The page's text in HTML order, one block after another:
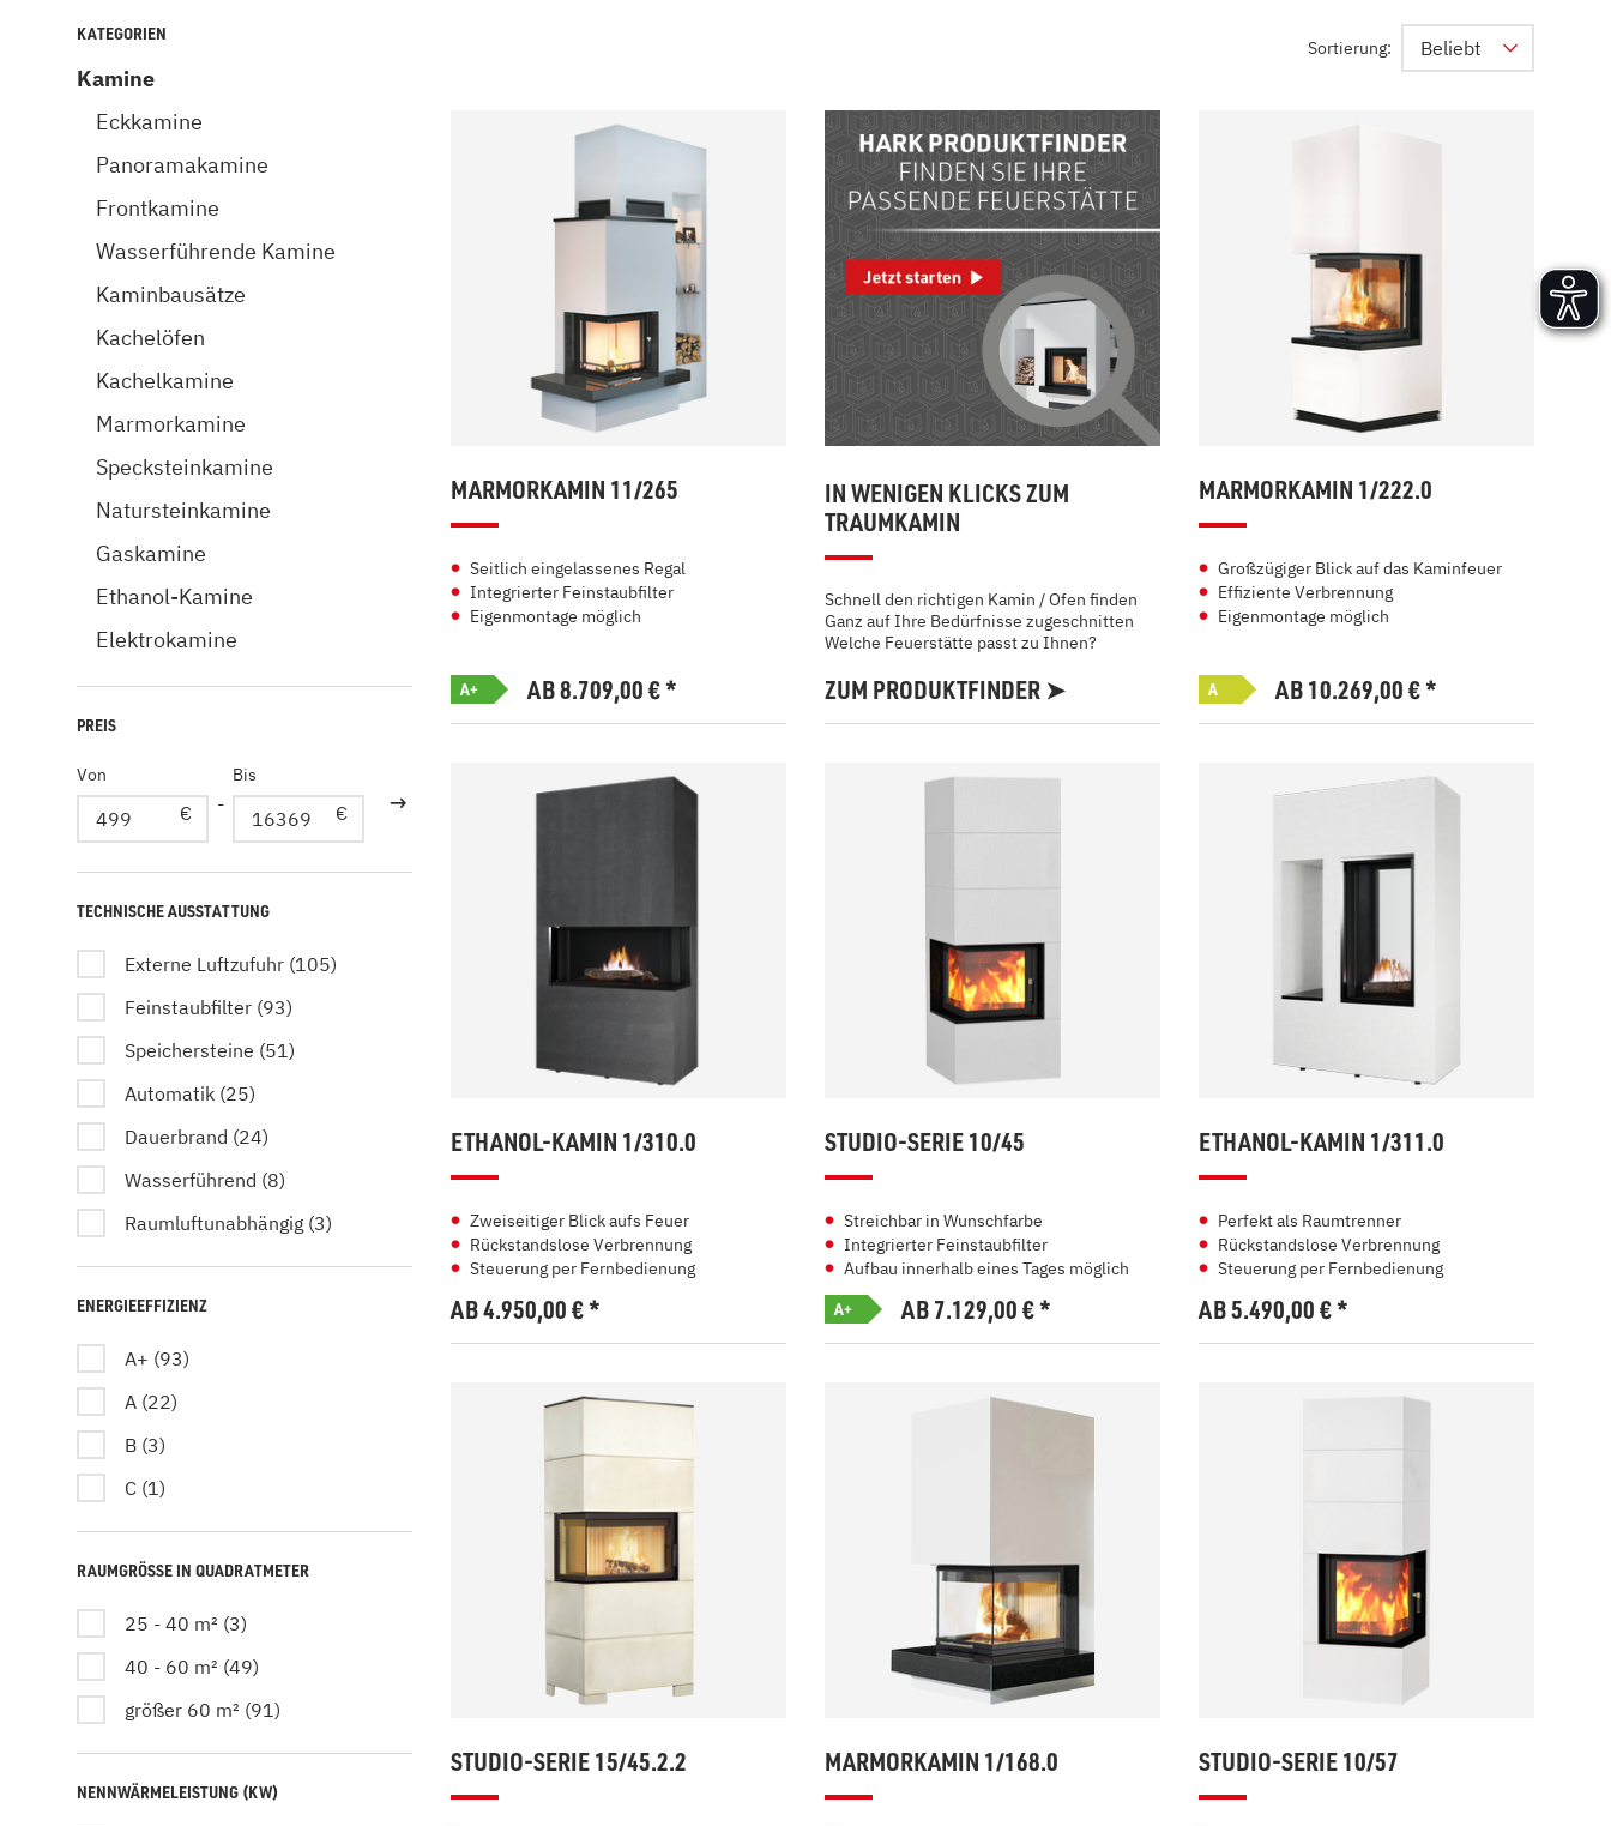
Kamin und Dunstabzugshaube
Kamin und Rauchmelder
Pelletofen im Wohnzimmer
T bis Z
Versand und Lieferung
Aufbau und Abnahme
KATEGORIEN
Kamine
Eckkamine
Panoramakamine
Frontkamine
Wasserführende Kamine
Kaminbausätze
Kachelöfen
Kachelkamine
Marmorkamine
Specksteinkamine
Natursteinkamine
Gaskamine
Ethanol-Kamine
Elektrokamine
PREIS
Von
€ -
Bis
€
TECHNISCHE AUSSTATTUNG
Externe Luftzufuhr (105)
Feinstaubfilter (93)
Speichersteine (51)
Automatik (25)
Dauerbrand (24)
Wasserführend (8)
Raumluftunabhängig (3)
ENERGIEEFFIZIENZ
A+ (93)
A (22)
B (3)
C (1)
RAUMGRÖSSE IN QUADRATMETER
25 - 40 m² (3)
40 - 60 m² (49)
größer 60 m² (91)
NENNWÄRMELEISTUNG (KW)
Sortierung: Beliebt
MARMORKAMIN 11/265
Seitlich eingelassenes Regal
Integrierter Feinstaubfilter
Eigenmontage möglich
A+ AB 8.709,00€*
IN WENIGEN KLICKS ZUM
TRAUMKAMIN
Schnell den richtigen Kamin / Ofen finden
Ganz auf Ihre Bedürfnisse zugeschnitten
Welche Feuerstätte passt zu Ihnen?
ZUM PRODUKTFINDER ➤
MARMORKAMIN 1/222.0
Großzügiger Blick auf das Kaminfeuer
Effiziente Verbrennung
Eigenmontage möglich
A AB 10.269,00€*
ETHANOL-KAMIN 1/310.0
Zweiseitiger Blick aufs Feuer
Rückstandslose Verbrennung
Steuerung per Fernbedienung
AB 4.950,00€*
STUDIO-SERIE 10/45
Streichbar in Wunschfarbe
Integrierter Feinstaubfilter
Aufbau innerhalb eines Tages möglich
A+ AB 7.129,00€*
ETHANOL-KAMIN 1/311.0
Perfekt als Raumtrenner
Rückstandslose Verbrennung
Steuerung per Fernbedienung
AB 5.490,00€*
STUDIO-SERIE 15/45.2.2 MARMORKAMIN 1/168.0 STUDIO-SERIE 10/57